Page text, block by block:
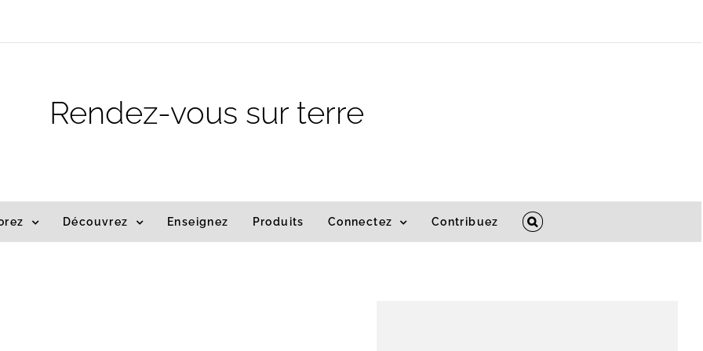
Rendez-vous sur terre
Découvrez Enseignez Produits Connectez Contribuez